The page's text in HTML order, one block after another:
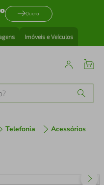
Quero
Imóveis e Veículos
Telefonia Acessórios